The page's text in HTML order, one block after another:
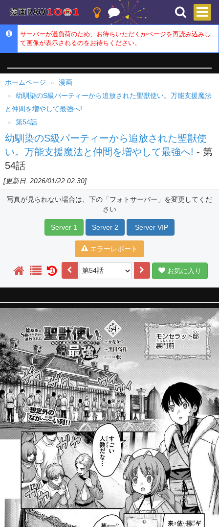
サーバーが過負荷のため、お待ちいただくかページを再読み込みし
て画像が表示されるのをお待ちください。
ホームページ
漫画
幼馴染のS級パーティーから追放された聖獣使い。万能支援魔法
と仲間を増やして最強へ!
第54話
幼馴染のS級パーティーから追放された聖獣使
い。万能支援魔法と仲間を増やして最強へ! - 第
54話
[更新日: 2026/01/22 02:30]
写真が見られない場合は、下の「フォトサーバー」を変更してくだ
さい
Server 1 Server 2 Server VIP
エラーレポート
1 お気に入り